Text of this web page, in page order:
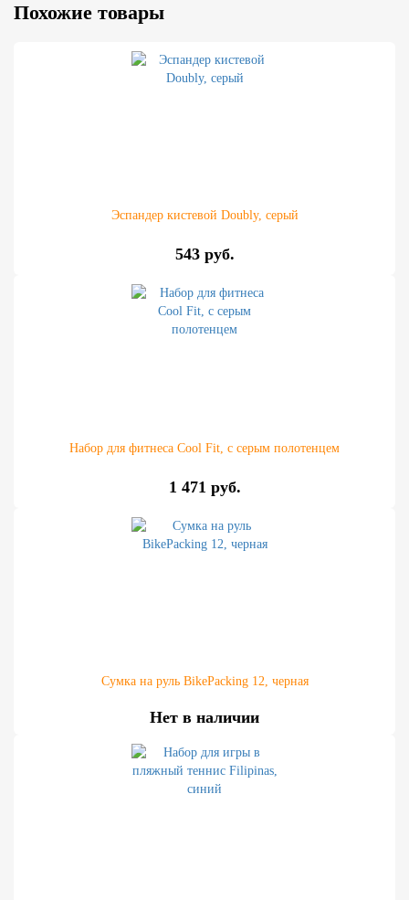
Похожие товары
Эспандер кистевой Doubly, серый
543 руб.
Набор для фитнеса Cool Fit, с серым полотенцем
1 471 руб.
Сумка на руль BikePaсking 12, черная
Нет в наличии